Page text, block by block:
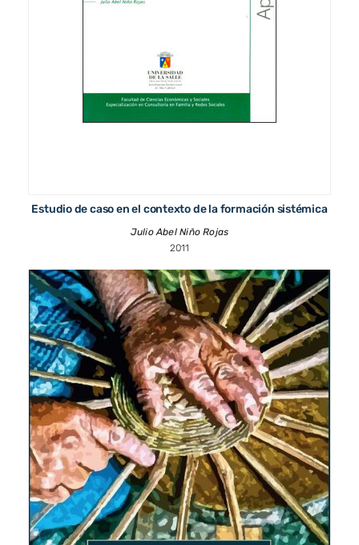
Estudio de caso en el contexto de la formación sistémica
Julio Abel Niño Rojas
2011